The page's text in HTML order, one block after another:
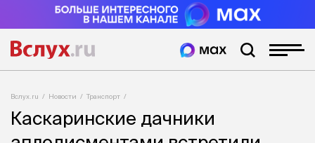
Вслух.ru Новости Транспорт
Каскаринские дачники